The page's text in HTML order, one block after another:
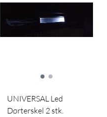
UNIVERSAL Led
Dørterskel 2 stk.